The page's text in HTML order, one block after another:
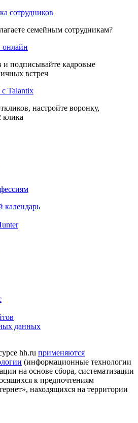
сотрудников
семейным сотрудникам?
онлайн
и подписывайте кадровые
встреч
с Talantix
настройте воронку,
клика
календарь
данных
hh.ru применяются
(информационные технологии
на основе сбора, систематизации
к предпочтениям
находящихся на территории